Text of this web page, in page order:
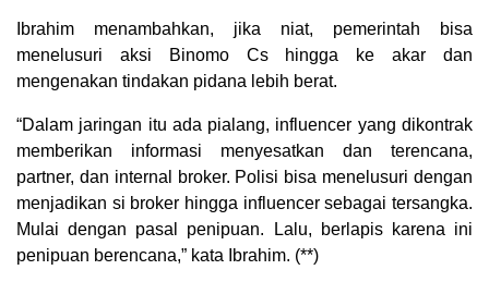
Ibrahim menambahkan, jika niat, pemerintah bisa
menelusuri aksi Binomo Cs hingga ke akar dan
mengenakan tindakan pidana lebih berat.
“Dalam jaringan itu ada pialang, influencer yang dikontrak
memberikan informasi menyesatkan dan terencana,
partner, dan internal broker. Polisi bisa menelusuri dengan
menjadikan si broker hingga influencer sebagai tersangka.
Mulai dengan pasal penipuan. Lalu, berlapis karena ini
penipuan berencana,” kata Ibrahim. (**)